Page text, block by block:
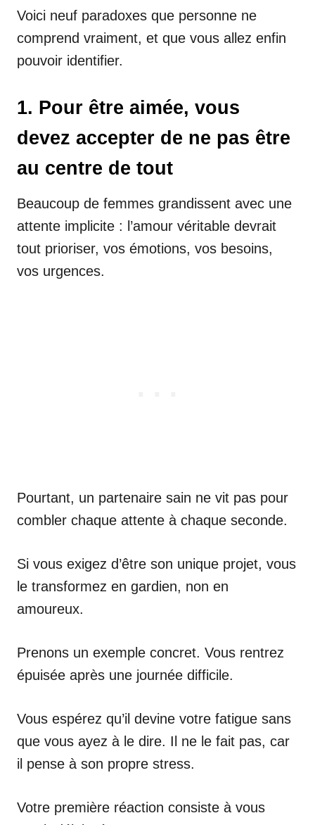
Voici neuf paradoxes que personne ne
comprend vraiment, et que vous allez enfin
pouvoir identifier.
1. Pour être aimée, vous
devez accepter de ne pas être
au centre de tout
Beaucoup de femmes grandissent avec une
attente implicite : l’amour véritable devrait
tout prioriser, vos émotions, vos besoins,
vos urgences.
Pourtant, un partenaire sain ne vit pas pour
combler chaque attente à chaque seconde.
Si vous exigez d’être son unique projet, vous
le transformez en gardien, non en
amoureux.
Prenons un exemple concret. Vous rentrez
épuisée après une journée difficile.
Vous espérez qu’il devine votre fatigue sans
que vous ayez à le dire. Il ne le fait pas, car
il pense à son propre stress.
Votre première réaction consiste à vous